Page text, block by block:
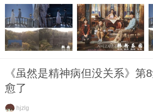
堡...
《虽然是精神病但没关系》第
愈了
hjzlg